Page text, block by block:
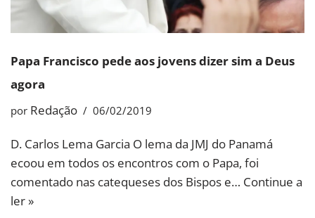
Papa Francisco pede aos jovens dizer sim a Deus
agora
por Redação 06/02/2019
D. Carlos Lema Garcia O lema da JMJ do Panamá
ecoou em todos os encontros com o Papa, foi
comentado nas catequeses dos Bispos e… Continue a
ler »